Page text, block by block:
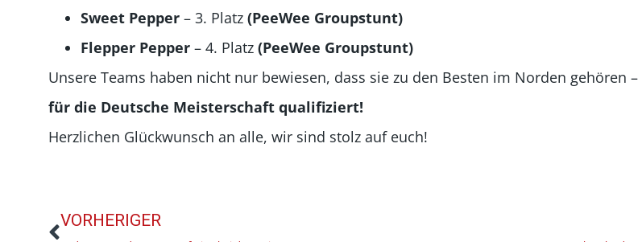
Sweet Pepper – 3. Platz (PeeWee Groupstunt)
Flepper Pepper – 4. Platz (PeeWee Groupstunt)
Unsere Teams haben nicht nur bewiesen, dass sie zu den Besten im Norden gehören –
für die Deutsche Meisterschaft qualifiziert!
Herzlichen Glückwunsch an alle, wir sind stolz auf euch!
VORHERIGER